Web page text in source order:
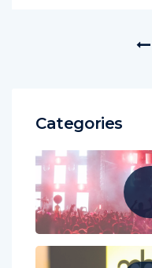
Categories